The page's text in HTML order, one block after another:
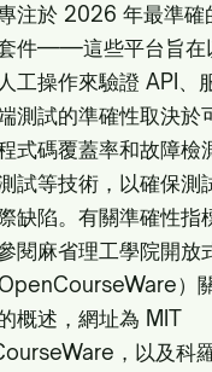
注於 2026 年最準確
件——這些平台旨在
工操作來驗證 API、
測試的準確性取決於
式碼覆蓋率和故障檢
試等技術，以確保測
缺陷。有關準確性指
閱麻省理工學院開放
OpenCourseWare）
概述，網址為 MIT
，以及科